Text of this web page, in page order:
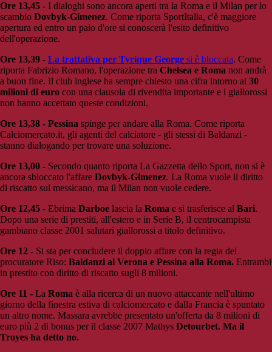
Ore 13,45 - I dialoghi sono ancora aperti tra la Roma e il Milan per lo
scambio Dovbyk-Gimenez. Come riporta SportItalia, c'è maggiore
apertura ed entro un paio d'ore si conoscerà l'esito definitivo
dell'operazione.
Ore 13,39 - La trattativa per Tyrique George si è bloccata. Come
riporta Fabrizio Romano, l'operazione tra Chelsea e Roma non andrà
a buon fine. Il club inglese ha sempre chiesto una cifra intorno ai 30
milioni di euro con una clausola di rivendita importante e i giallorossi
non hanno accettato queste condizioni.
Ore 13,38 - Pessina spinge per andare alla Roma. Come riporta
Calciomercato.it, gli agenti del calciatore - gli stessi di Baldanzi -
stanno dialogando per trovare una soluzione.
Ore 13,00 - Secondo quanto riporta La Gazzetta dello Sport, non si è
ancora sbloccato l'affare Dovbyk-Gimenez. La Roma vuole il diritto
di riscatto sul messicano, ma il Milan non vuole cedere.
Ore 12,45 - Ebrima Darboe lascia la Roma e si trasferisce al Bari.
Dopo una serie di prestiti, all'estero e in Serie B, il centrocampista
gambiano classe 2001 salutari giallorossi a titolo definitivo.
Ore 12 - Si sta per concludere il doppio affare con la regia del
procuratore Riso: Baldanzi al Verona e Pessina alla Roma. Entrambi
in prestito con diritto di riscatto sugli 8 milioni.
Ore 11 - La Roma è alla ricerca di un nuovo attaccante nell'ultimo
giorno della finestra estiva di calciomercato e dalla Francia è spuntato
un altro nome. Massara avrebbe presentato un'offerta da 8 milioni di
euro più 2 di bonus per il classe 2007 Mathys Detourbet. Ma il
Troyes ha detto no.